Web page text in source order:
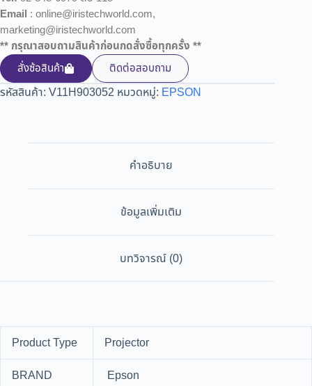
Email : online@iristechworld.com,
marketing@iristechworld.com
** กรุณาสอบถามสินค้าก่อนกดสั่งซื้อทุกครั้ง **
สั่งซ้อสินค้า
ติดต่อสอบถาม
รหัสสินค้า: V11H903052 หมวดหมู่: EPSON
คำอธิบาย
ข้อมูลเพิ่มเติม
บทวิจารณ์ (0)
Product Type
Projector
BRAND
Epson